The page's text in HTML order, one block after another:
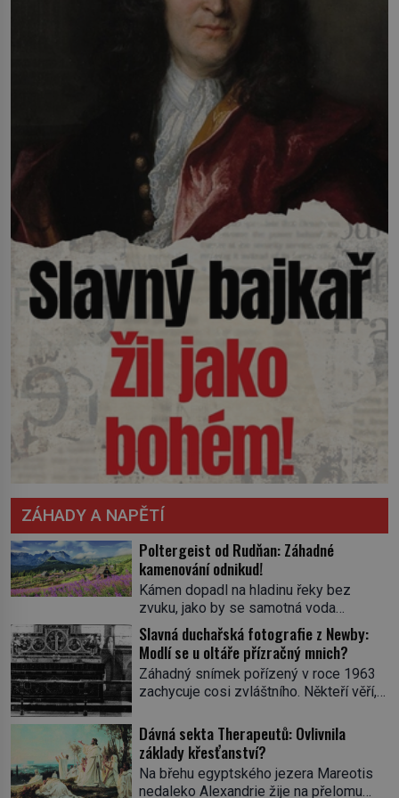
ZÁHADY A NAPĚTÍ
Poltergeist od Rudňan: Záhadné
kamenování odnikud!
Kámen dopadl na hladinu řeky bez
zvuku, jako by se samotná voda
rozhodla mlčet. Mladší z chlapců
bolestně strhl ruku, ale další úder ho
zasáhl dříve, než si vůbec uvědomil
pohyb: tiše, nelidsky přesně. „Odkud…?“
zachrčel starší student, ale v houštině
mohl cokoliv házet. A když se […]
Slavná duchařská fotografie z Newby:
Modlí se u oltáře přízračný mnich?
Záhadný snímek pořízený v roce 1963
zachycuje cosi zvláštního. Někteří věří,
oltáře je duch mnicha ze 16. století s
bílým závojem přes obličej, který
pravděpodobně zakrývá lepru nebo jiné
znetvoření. Jiní jsou skeptičtí a považují
Dávná sekta Therapeutů: Ovlivnila
základy křesťanství?
Na břehu egyptského jezera Mareotis
nedaleko Alexandrie žije na přelomu